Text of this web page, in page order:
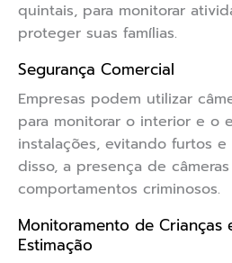
quintais, para monitorar
proteger suas famílias.
Segurança Comercial
Empresas podem utilizar
para monitorar o interior e o
instalações, evitando furtos e
disso, a presença de
comportamentos criminosos.
Monitoramento de Crianças
Estimação